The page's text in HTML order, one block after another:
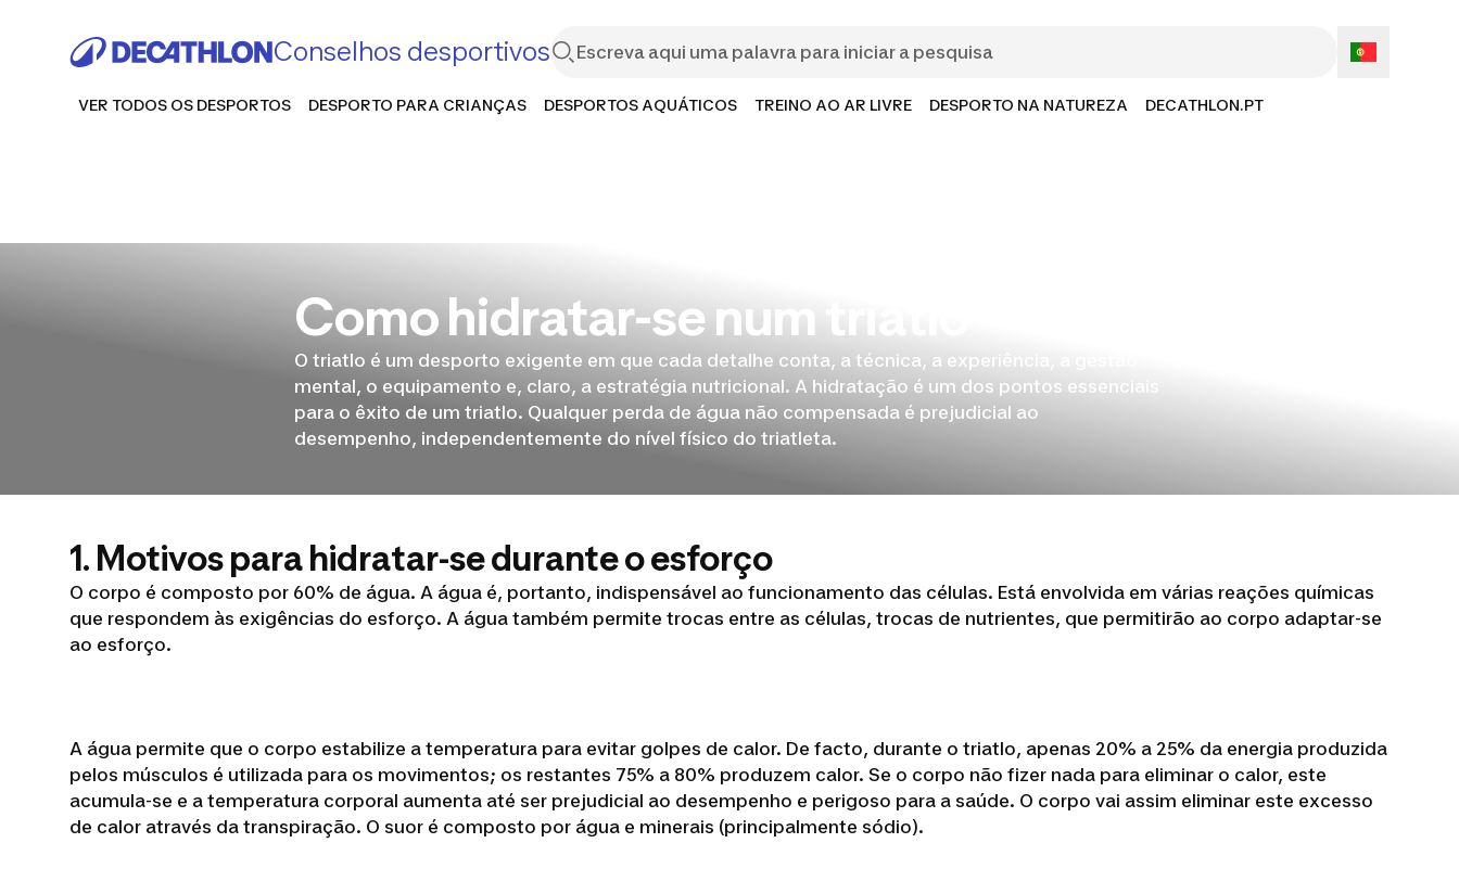
Conselhos desportivos
VER TODOS OS DESPORTOS DESPORTO PARA CRIANÇAS DESPORTOS AQUÁTICOS TREINO AO AR LIVRE DESPORTO NA NATUREZA DECATHLON.PT
Como hidratar-se num triatlo
O triatlo é um desporto exigente em que cada detalhe conta, a técnica, a experiência, a gestão
mental, o equipamento e, claro, a estratégia nutricional. A hidratação é um dos pontos essenciais
para o êxito de um triatlo. Qualquer perda de água não compensada é prejudicial ao
desempenho, independentemente do nível físico do triatleta.
1. Motivos para hidratar-se durante o esforço
O corpo é composto por 60% de água. A água é, portanto, indispensável ao funcionamento das células. Está envolvida em várias reações químicas
que respondem às exigências do esforço. A água também permite trocas entre as células, trocas de nutrientes, que permitirão ao corpo adaptar-se
ao esforço.
A água permite que o corpo estabilize a temperatura para evitar golpes de calor. De facto, durante o triatlo, apenas 20% a 25% da energia produzida
pelos músculos é utilizada para os movimentos; os restantes 75% a 80% produzem calor. Se o corpo não fizer nada para eliminar o calor, este
acumula-se e a temperatura corporal aumenta até ser prejudicial ao desempenho e perigoso para a saúde. O corpo vai assim eliminar este excesso
de calor através da transpiração. O suor é composto por água e minerais (principalmente sódio).